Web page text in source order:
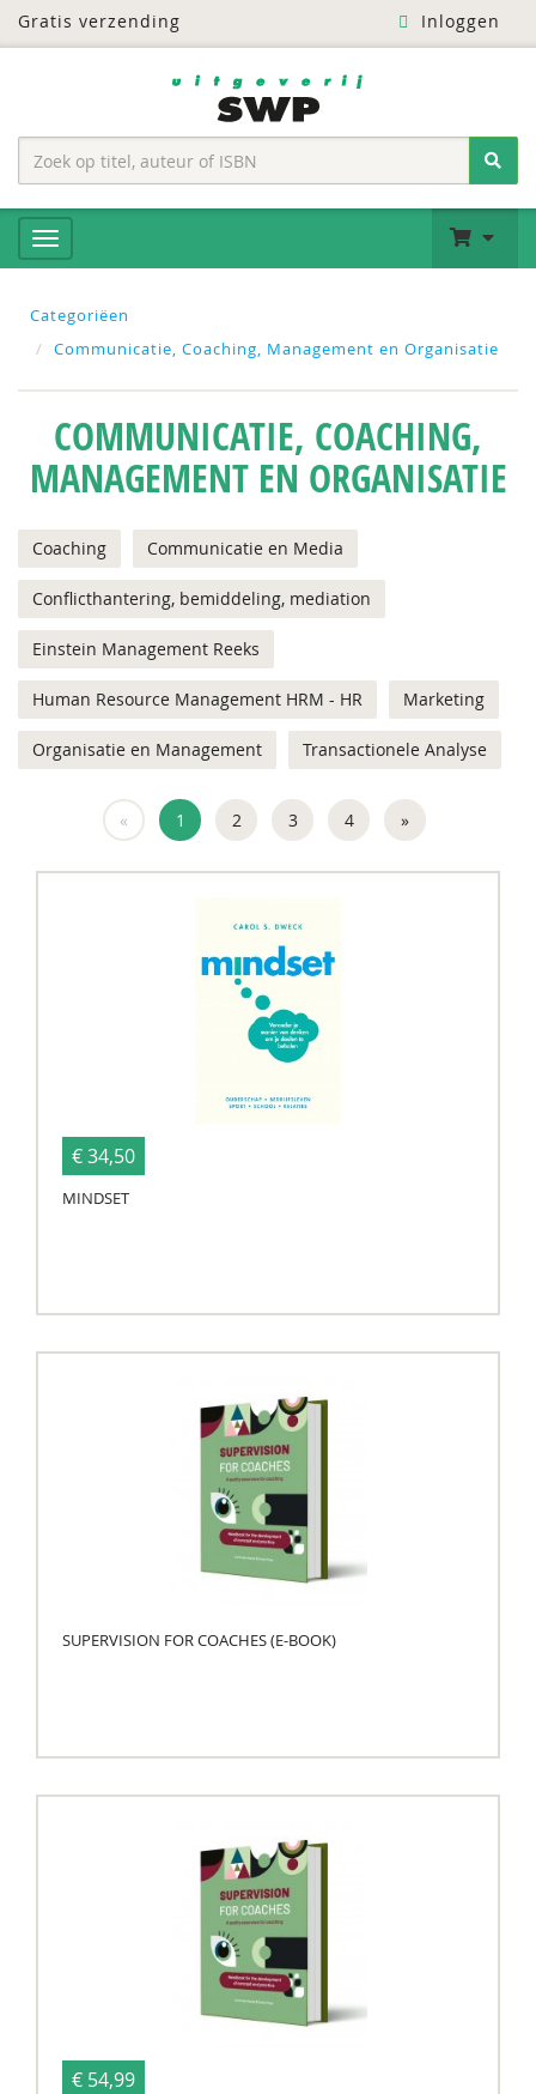
Gratis verzending Inloggen
Categoriëen
Communicatie, Coaching, Management en Organisatie
COMMUNICATIE, COACHING,
MANAGEMENT EN ORGANISATIE
Coaching Communicatie en Media
Conflicthantering, bemiddeling, mediation
Einstein Management Reeks
Human Resource Management HRM - HR Marketing
Organisatie en Management Transactionele Analyse
« 1 2 3 4 »
€ 34,50
MINDSET
SUPERVISION FOR COACHES (E-BOOK)
€ 54,99